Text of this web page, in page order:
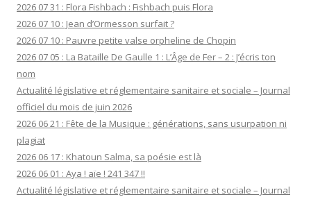
2026 07 31 : Flora Fishbach : Fishbach puis Flora
2026 07 10 : Jean d’Ormesson surfait ?
2026 07 10 : Pauvre petite valse orpheline de Chopin
2026 07 05 : La Bataille De Gaulle 1 : L’Âge de Fer – 2 : J’écris ton
nom
Actualité législative et réglementaire sanitaire et sociale – Journal
officiel du mois de juin 2026
2026 06 21 : Fête de la Musique : générations, sans usurpation ni
plagiat
2026 06 17 : Khatoun Salma, sa poésie est là
2026 06 01 : Aya ! aïe ! 241 347 !!
Actualité législative et réglementaire sanitaire et sociale – Journal